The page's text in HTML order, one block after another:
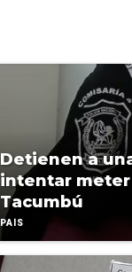
Detienen a
intentar meter
Tacumbú
PAÍS